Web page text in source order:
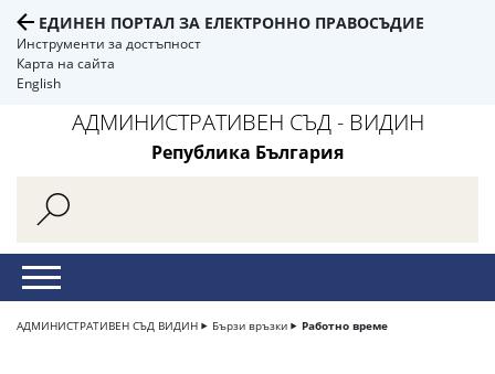
ЕДИНЕН ПОРТАЛ ЗА ЕЛЕКТРОННО ПРАВОСЪДИЕ
Инструменти за достъпност
Карта на сайта
English
АДМИНИСТРАТИВЕН СЪД - ВИДИН
Република България
АДМИНИСТРАТИВЕН СЪД ВИДИН Бързи връзки Работно време